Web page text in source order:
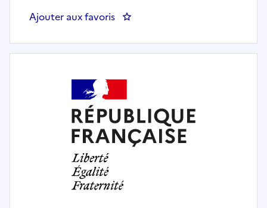
Ajouter aux favoris : Agent chargé du contrôle